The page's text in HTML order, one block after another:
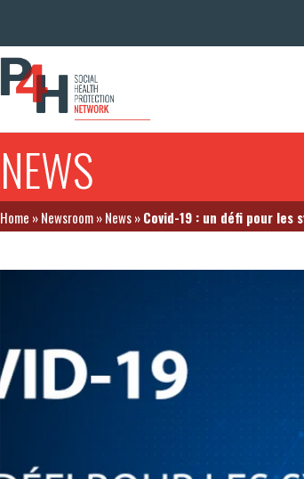
NEWS
Home »Newsroom»News»Covid-19 : un défi pour les